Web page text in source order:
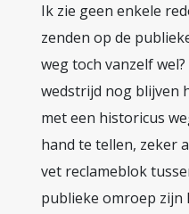
Ik zie geen enkele
zenden op de
weg toch vanzelf
wedstrijd nog blijven
met een historicus
hand te tellen, zeker
vet reclameblok
publieke omroep zijn